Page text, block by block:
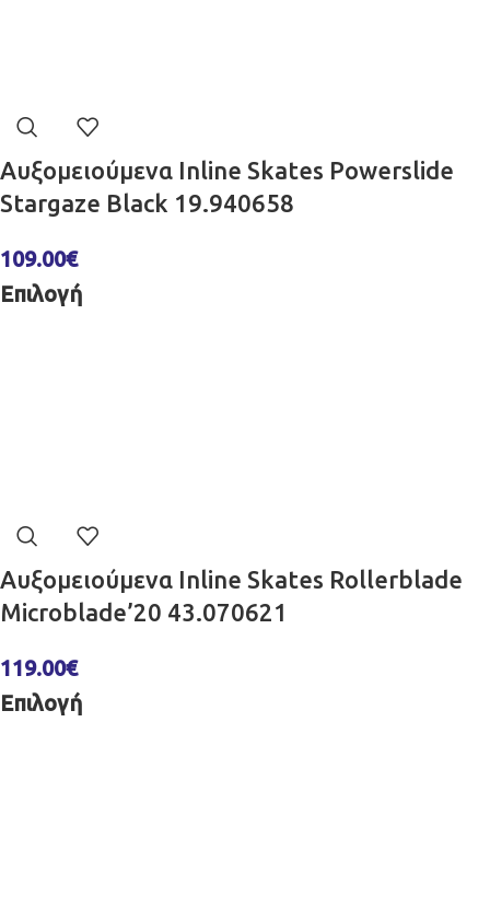
Αυξομειούμενα Inline Skates Powerslide
Stargaze Black 19.940658
109.00€
Επιλογή
Αυξομειούμενα Inline Skates Rollerblade
Microblade’20 43.070621
119.00€
Επιλογή